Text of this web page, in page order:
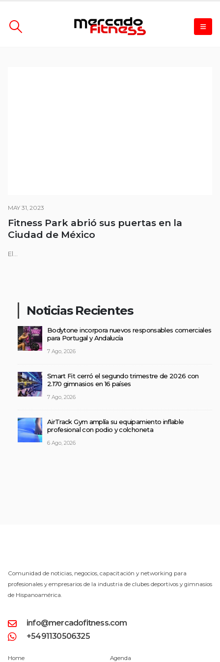
MAY 31, 2023
Fitness Park abrió sus puertas en la
Ciudad de México
El...
Noticias Recientes
Bodytone incorpora nuevos responsables comerciales
para Portugal y Andalucía
7 Ago, 2026
Smart Fit cerró el segundo trimestre de 2026 con
2.170 gimnasios en 16 países
7 Ago, 2026
AirTrack Gym amplía su equipamiento inflable
profesional con podio y colchoneta
6 Ago, 2026
Comunidad de noticias, negocios, capacitación y networking para
profesionales y empresarios de la industria de clubes deportivos y gimnasios
de Hispanoamérica.
info@mercadofitness.com
+5491130506325
Home Agenda